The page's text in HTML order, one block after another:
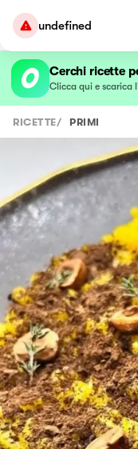
undefined
Cerchi ricette
Clicca qui e scarica
RICETTE/ PRIMI